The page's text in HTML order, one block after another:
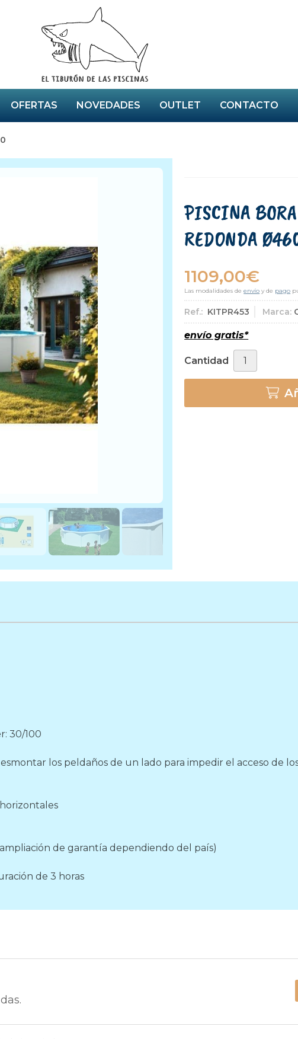
OFERTAS NOVEDADES OUTLET CONTACTO
PISCINA
REDONDA
1109,00€
Las modalidades deenvío y de pago
Ref.: KITPR453 Marca:
envío gratis*
Cantidad
30/100
los peldaños de un lado para impedir el acceso de
de garantía dependiendo del país)
de 3 horas